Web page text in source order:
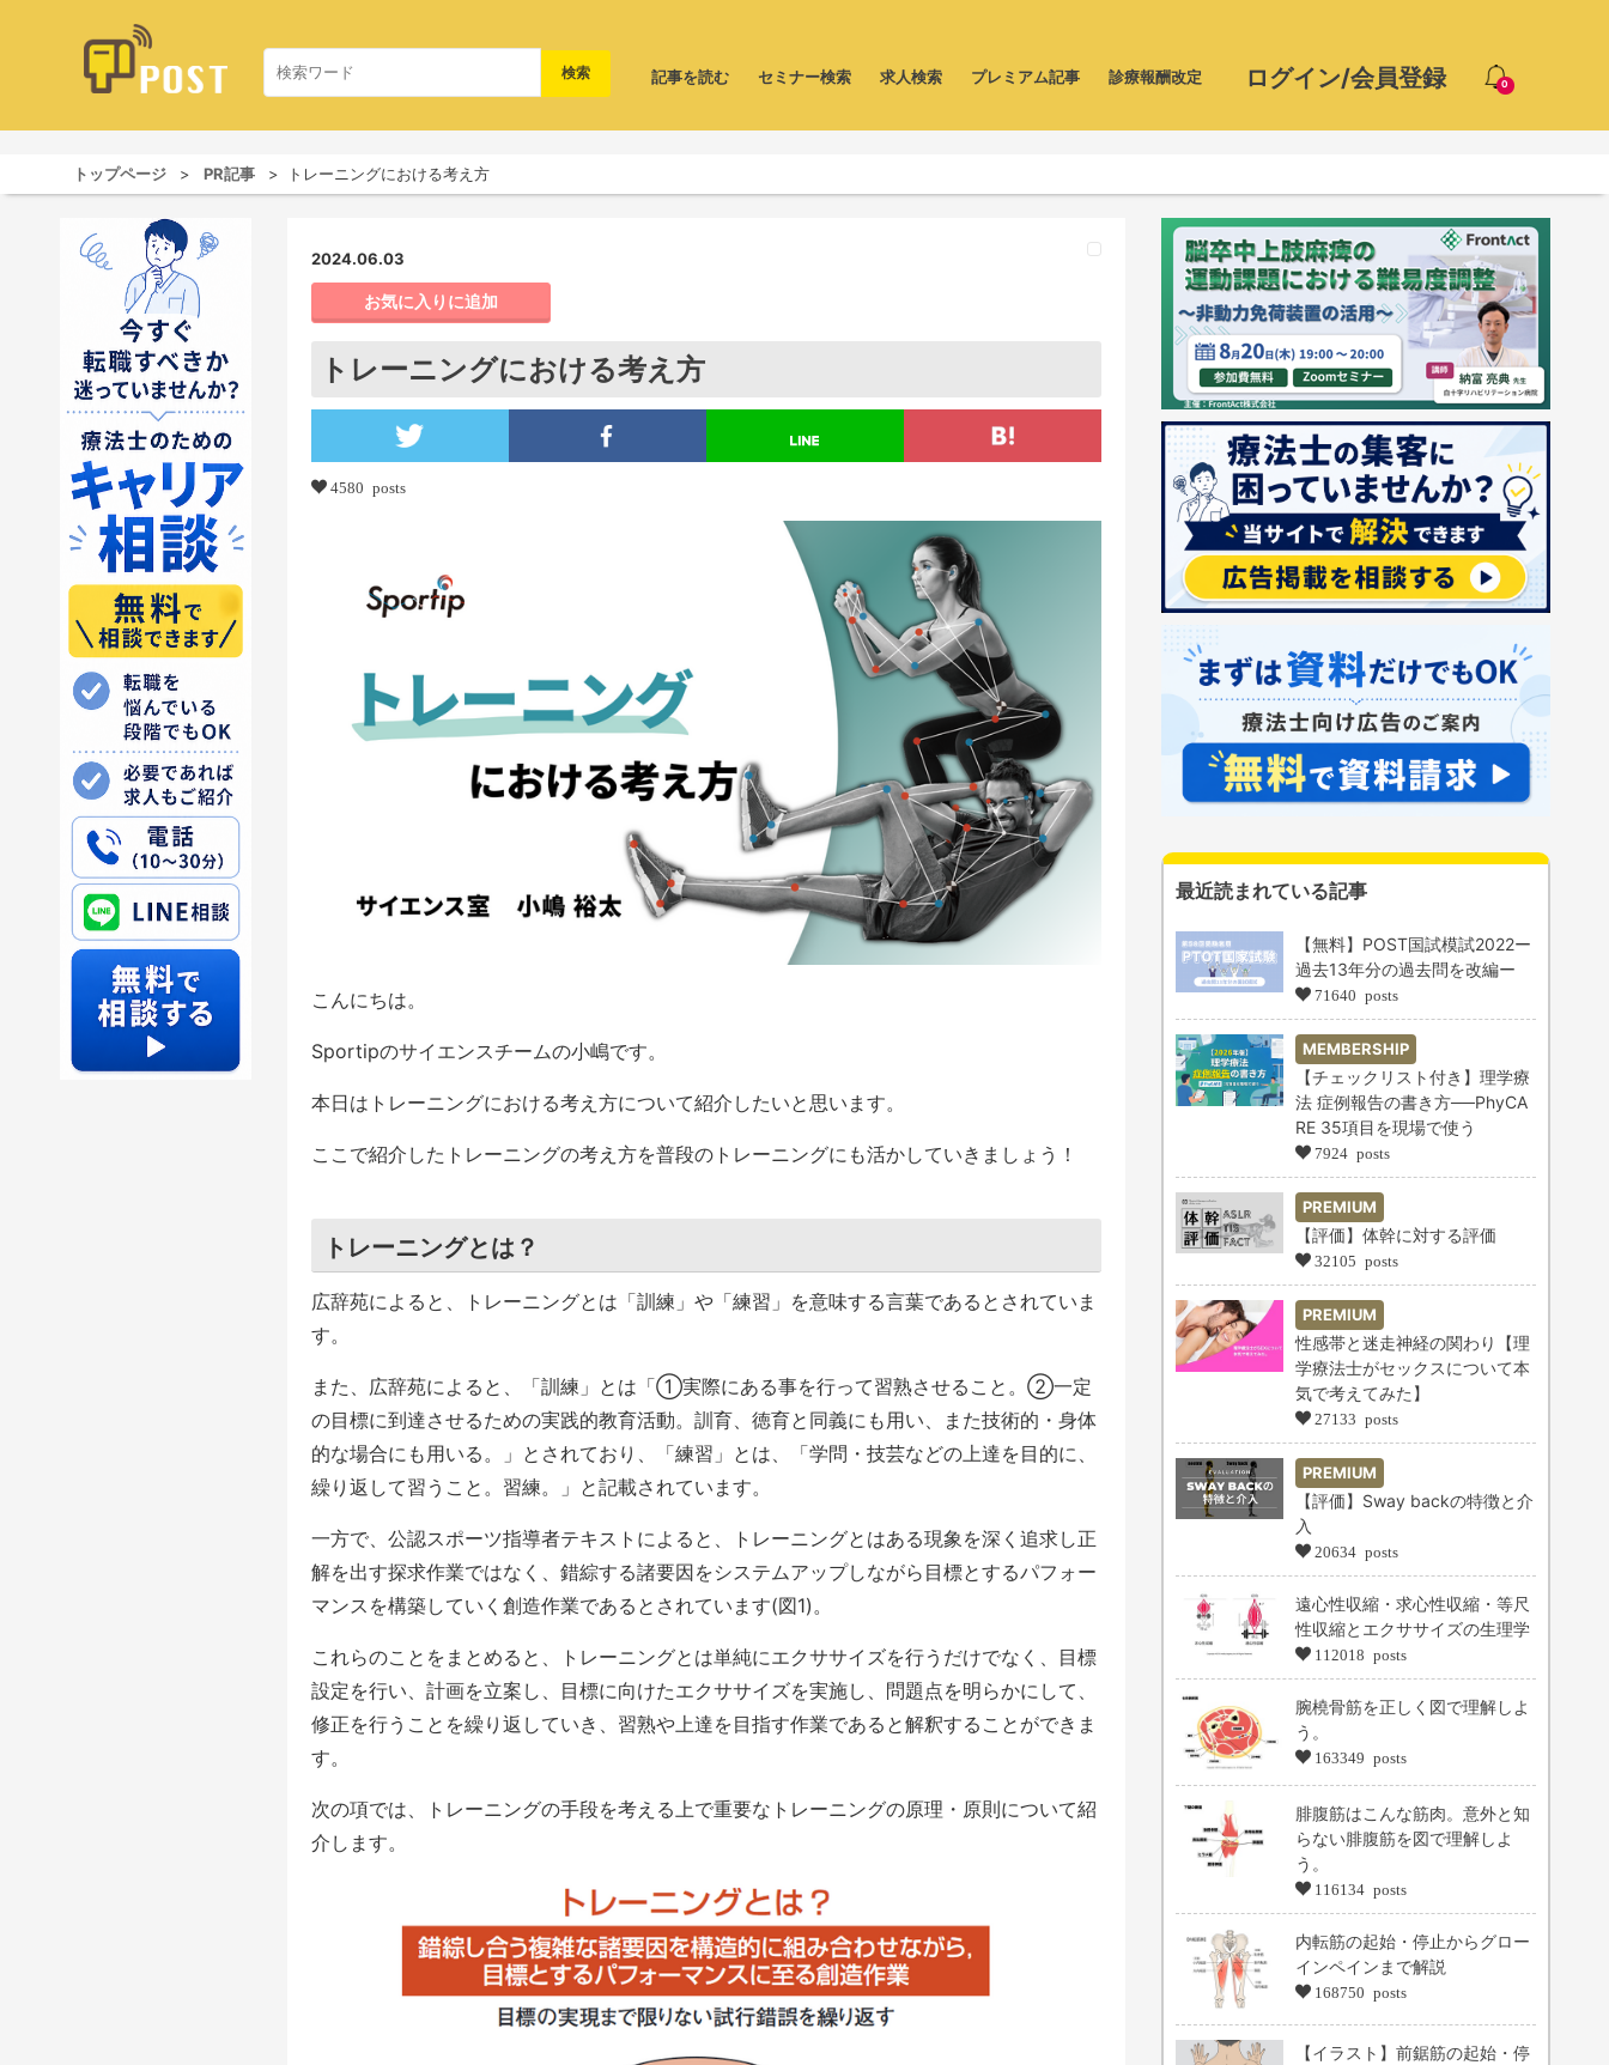
0
ログイン/会員登録
記事を読む セミナー検索 求人検索 プレミアム記事 診療報酬改定
トップページ PR記事 トレーニングにおける考え方
2024.06.03
お気に入りに追加
トレーニングにおける考え方
4580 posts
こんにちは。
Sportipのサイエンスチームの小嶋です。
本日はトレーニングにおける考え方について紹介したいと思います。
ここで紹介したトレーニングの考え方を普段のトレーニングにも活かしていきましょう！
トレーニングとは？
広辞苑によると、トレーニングとは「訓練」や「練習」を意味する言葉であるとされていま
す。
また、広辞苑によると、「訓練」とは「①実際にある事を行って習熟させること。②一定
の目標に到達させるための実践的教育活動。訓育、徳育と同義にも用い、また技術的・身体
的な場合にも用いる。」とされており、「練習」とは、「学問・技芸などの上達を目的に、
繰り返して習うこと。習練。」と記載されています。
一方で、公認スポーツ指導者テキストによると、トレーニングとはある現象を深く追求し正
解を出す探求作業ではなく、錯綜する諸要因をシステムアップしながら目標とするパフォー
マンスを構築していく創造作業であるとされています(図1)。
これらのことをまとめると、トレーニングとは単純にエクササイズを行うだけでなく、目標
設定を行い、計画を立案し、目標に向けたエクササイズを実施し、問題点を明らかにして、
修正を行うことを繰り返していき、習熟や上達を目指す作業であると解釈することができま
す。
次の項では、トレーニングの手段を考える上で重要なトレーニングの原理・原則について紹
介します。
最近読まれている記事
【無料】POST国試模試2022ー
過去13年分の過去問を改編ー
71640 posts
MEMBERSHIP
【チェックリスト付き】理学療
法 症例報告の書き方──PhyCA
RE 35項目を現場で使う
7924 posts
PREMIUM
【評価】体幹に対する評価
32105 posts
PREMIUM
性感帯と迷走神経の関わり【理
学療法士がセックスについて本
気で考えてみた】
27133 posts
PREMIUM
【評価】Sway backの特徴と介
入
20634 posts
遠心性収縮・求心性収縮・等尺
性収縮とエクササイズの生理学
112018 posts
腕橈骨筋を正しく図で理解しよ
う。
163349 posts
腓腹筋はこんな筋肉。意外と知
らない腓腹筋を図で理解しよ
う。
116134 posts
内転筋の起始・停止からグロー
インペインまで解説
168750 posts
【イラスト】前鋸筋の起始・停